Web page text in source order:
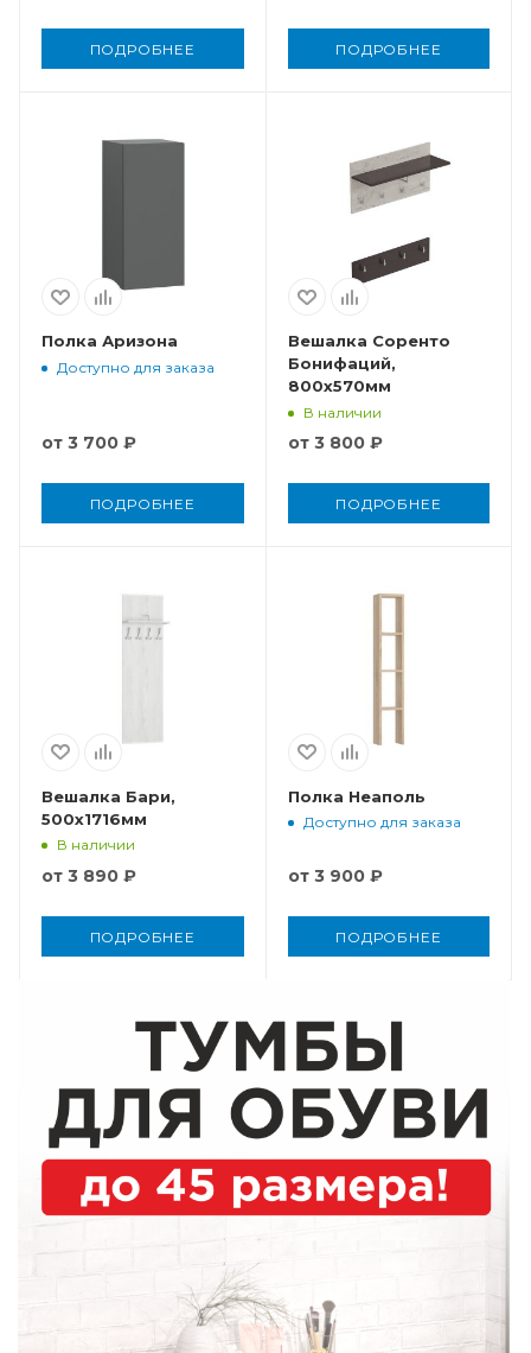
ПОДРОБНЕЕ ПОДРОБНЕЕ
Полка Аризона
Доступно для заказа
от 3 700 ₽
ПОДРОБНЕЕ
Вешалка Соренто
Бонифаций,
800x570мм
В наличии
от 3 800 ₽
ПОДРОБНЕЕ
Вешалка Бари,
500x1716мм
В наличии
от 3 890 ₽
ПОДРОБНЕЕ
Полка Неаполь
Доступно для заказа
от 3 900 ₽
ПОДРОБНЕЕ